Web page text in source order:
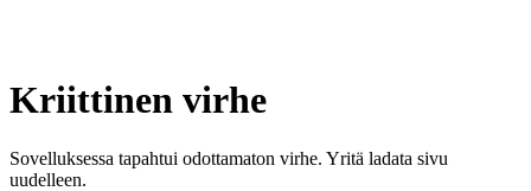
Kriittinen virhe
Sovelluksessa tapahtui odottamaton virhe. Yritä ladata sivu
uudelleen.